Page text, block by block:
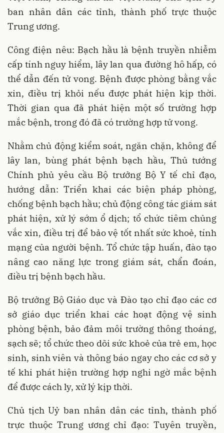
ban nhân dân các tỉnh, thành phố trực thuộc
Trung ương.
Công điện nêu: Bạch hầu là bệnh truyền nhiễm
cấp tính nguy hiểm, lây lan qua đường hô hấp, có
thể dẫn đến tử vong. Bệnh được phòng bằng vắc
xin, điều trị khỏi nếu được phát hiện kịp thời.
Thời gian qua đã phát hiện một số trường hợp
mắc bệnh, trong đó đã có trường hợp tử vong.
Nhằm chủ động kiểm soát, ngăn chặn, không để
lây lan, bùng phát bệnh bạch hầu, Thủ tướng
Chính phủ yêu cầu Bộ trưởng Bộ Y tế chỉ đạo,
hướng dẫn: Triển khai các biện pháp phòng,
chống bệnh bạch hầu; chủ động công tác giám sát
phát hiện, xử lý sớm ổ dịch; tổ chức tiêm chủng
vắc xin, điều trị để bảo vệ tốt nhất sức khoẻ, tính
mạng của người bệnh. Tổ chức tập huấn, đào tạo
nâng cao năng lực trong giám sát, chẩn đoán,
điều trị bệnh bạch hầu.
Bộ trưởng Bộ Giáo dục và Đào tạo chỉ đạo các cơ
sở giáo dục triển khai các hoạt động vệ sinh
phòng bệnh, bảo đảm môi trường thông thoáng,
sạch sẽ; tổ chức theo dõi sức khoẻ của trẻ em, học
sinh, sinh viên và thông báo ngay cho các cơ sở y
tế khi phát hiện trường hợp nghi ngờ mắc bệnh
để được cách ly, xử lý kịp thời.
Chủ tịch Uỷ ban nhân dân các tỉnh, thành phố
trực thuộc Trung ương chỉ đạo: Tuyên truyền,